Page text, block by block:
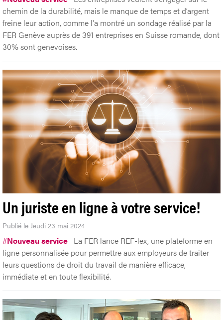
chemin de la durabilité, mais le manque de temps et d’argent
freine leur action, comme l'a montré un sondage réalisé par la
FER Genève auprès de 391 entreprises en Suisse romande, dont
30% sont genevoises.
Un juriste en ligne à votre service!
Publié le Jeudi 23 mai 2024
#Nouveau service La FER lance REF-lex, une plateforme en
ligne personnalisée pour permettre aux employeurs de traiter
leurs questions de droit du travail de manière efficace,
immédiate et en toute flexibilité.